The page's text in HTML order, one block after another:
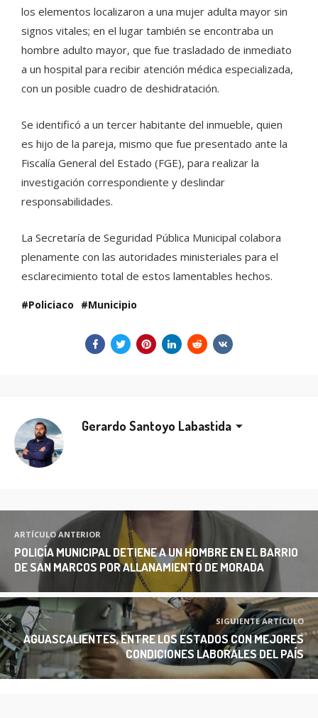
los elementos localizaron a una mujer adulta mayor sin
signos vitales; en el lugar también se encontraba un
hombre adulto mayor, que fue trasladado de inmediato
a un hospital para recibir atención médica especializada,
con un posible cuadro de deshidratación.
Se identificó a un tercer habitante del inmueble, quien
es hijo de la pareja, mismo que fue presentado ante la
Fiscalía General del Estado (FGE), para realizar la
investigación correspondiente y deslindar
responsabilidades.
La Secretaría de Seguridad Pública Municipal colabora
plenamente con las autoridades ministeriales para el
esclarecimiento total de estos lamentables hechos.
Policiaco Municipio
Gerardo Santoyo Labastida
ARTÍCULO ANTERIOR
POLICÍA MUNICIPAL DETIENE A UN HOMBRE EN EL BARRIO
DE SAN MARCOS POR ALLANAMIENTO DE MORADA
SIGUIENTE ARTÍCULO
AGUASCALIENTES, ENTRE LOS ESTADOS CON MEJORES
CONDICIONES LABORALES DEL PAÍS